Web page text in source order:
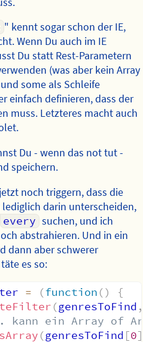
" kennt sogar schon der IE,
Wenn Du auch im IE
Du statt Rest-Parametern
(was aber kein Array
some als Schleife
einfach definieren, dass der
muss. Letzteres macht auch
Du - wenn das not tut -
speichern.
noch triggern, dass die
darin unterscheiden,
every suchen, und ich
abstrahieren. Und in ein
dann aber schwerer
es so:
= (function ()
{
(genresToFind ,
ein Array of
(genresToFind [0]